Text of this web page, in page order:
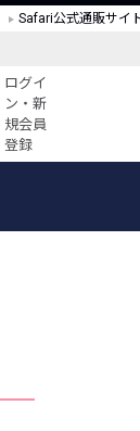
Safari公式通販サイ
ログイ
ン・新
規会員
登録